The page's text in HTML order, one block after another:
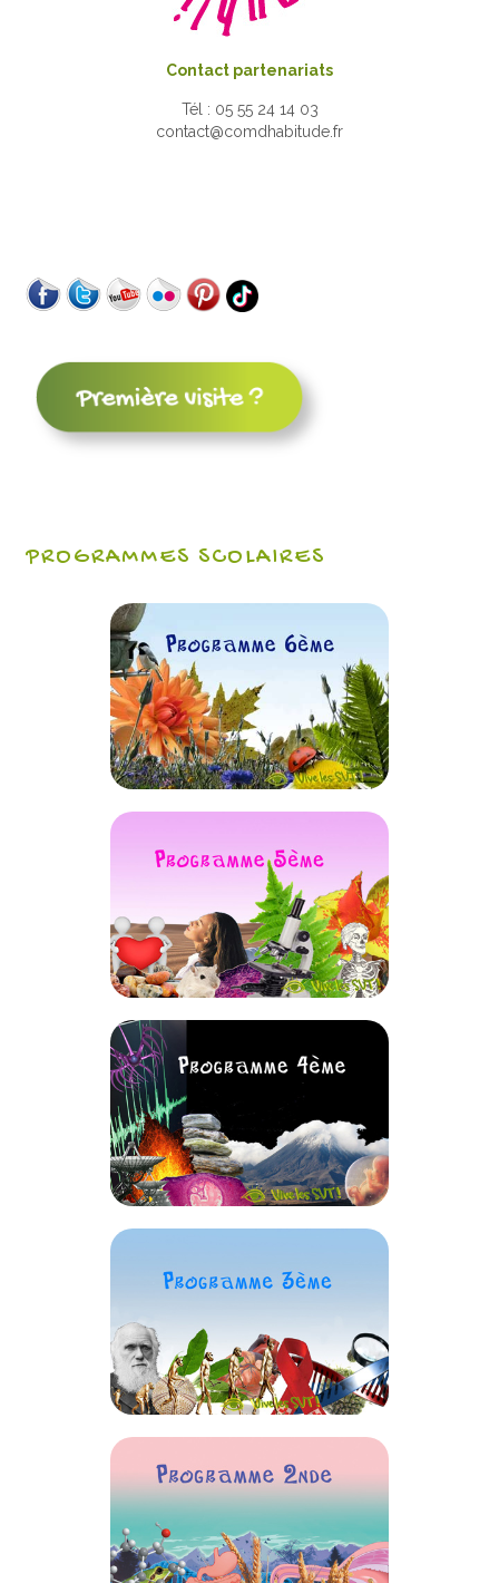
Contact partenariats
Tél : 05 55 24 14 03
contact@comdhabitude.fr
PROGRAMMES SCOLAIRES